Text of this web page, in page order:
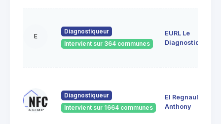
E
Diagnostiqueur
Intervient sur 364 communes
EURL Le
Diagnostiqueur
Diagnostiqueur
Intervient sur 1664 communes
EI Regnault
Anthony